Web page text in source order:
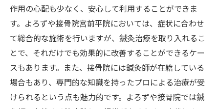
作用の心配も少なく、安心して利用することができま
す。よろずや接骨院宮前平院においては、症状に合わせ
て総合的な施術を行いますが、鍼灸治療を取り入れるこ
とで、それだけでも効果的に改善することができるケー
スもあります。また、接骨院には鍼灸師が在籍している
場合もあり、専門的な知識を持ったプロによる治療が受
けられるという点も魅力的です。よろずや接骨院では鍼